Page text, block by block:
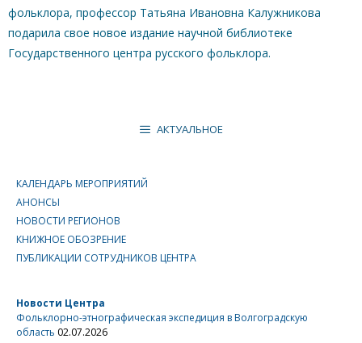
фольклора, профессор Татьяна Ивановна Калужникова
подарила свое новое издание научной библиотеке
Государственного центра русского фольклора.
АКТУАЛЬНОЕ
КАЛЕНДАРЬ МЕРОПРИЯТИЙ
АНОНСЫ
НОВОСТИ РЕГИОНОВ
КНИЖНОЕ ОБОЗРЕНИЕ
ПУБЛИКАЦИИ СОТРУДНИКОВ ЦЕНТРА
Новости Центра
Фольклорно-этнографическая экспедиция в Волгоградскую
область 02.07.2026